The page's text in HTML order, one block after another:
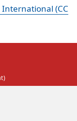
(CC